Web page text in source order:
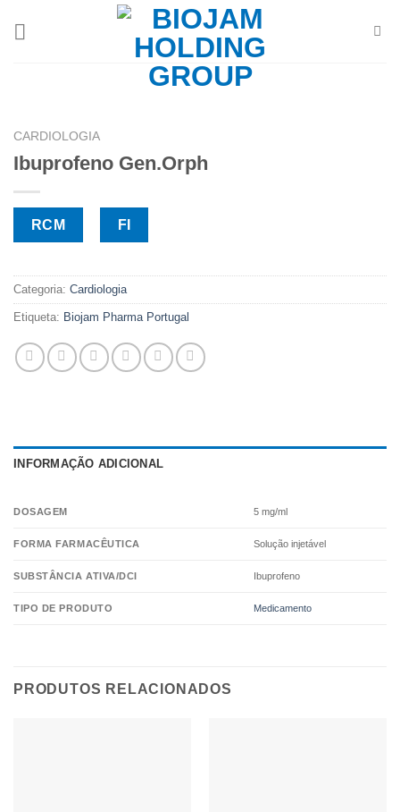
CARDIOLOGIA
Ibuprofeno Gen.Orph
RCM FI
Categoria: Cardiologia
Etiqueta: Biojam Pharma Portugal
INFORMAÇÃO ADICIONAL
DOSAGEM 5 mg/ml
FORMA FARMACÊUTICA Solução injetável
SUBSTÂNCIA ATIVA/DCI Ibuprofeno
TIPO DE PRODUTO Medicamento
PRODUTOS RELACIONADOS